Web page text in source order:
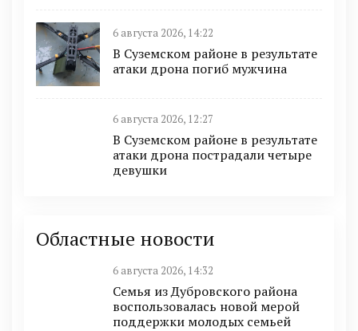
6 августа 2026, 14:22
В Суземском районе в результате
атаки дрона погиб мужчина
6 августа 2026, 12:27
В Суземском районе в результате
атаки дрона пострадали четыре
девушки
Областные новости
6 августа 2026, 14:32
Семья из Дубровского района
воспользовалась новой мерой
поддержки молодых семьей